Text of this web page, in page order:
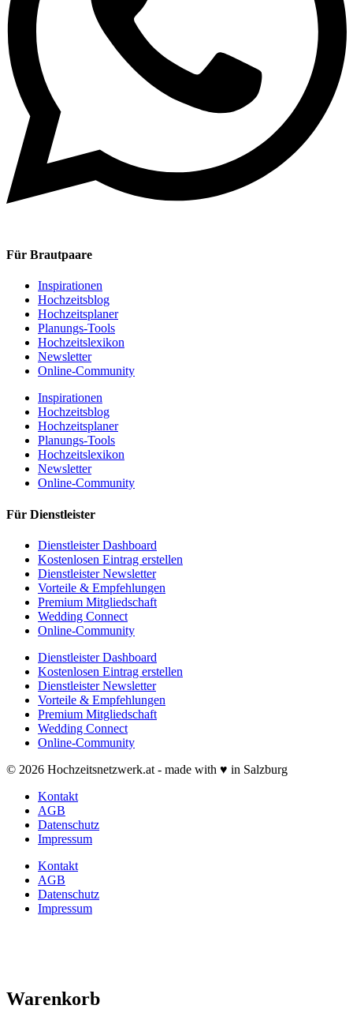
Für Brautpaare
Inspirationen
Hochzeitsblog
Hochzeitsplaner
Planungs-Tools
Hochzeitslexikon
Newsletter
Online-Community
Inspirationen
Hochzeitsblog
Hochzeitsplaner
Planungs-Tools
Hochzeitslexikon
Newsletter
Online-Community
Für Dienstleister
Dienstleister Dashboard
Kostenlosen Eintrag erstellen
Dienstleister Newsletter
Vorteile & Empfehlungen
Premium Mitgliedschaft
Wedding Connect
Online-Community
Dienstleister Dashboard
Kostenlosen Eintrag erstellen
Dienstleister Newsletter
Vorteile & Empfehlungen
Premium Mitgliedschaft
Wedding Connect
Online-Community
© 2026 Hochzeitsnetzwerk.at - made with ♥ in Salzburg
Kontakt
AGB
Datenschutz
Impressum
Kontakt
AGB
Datenschutz
Impressum
Warenkorb